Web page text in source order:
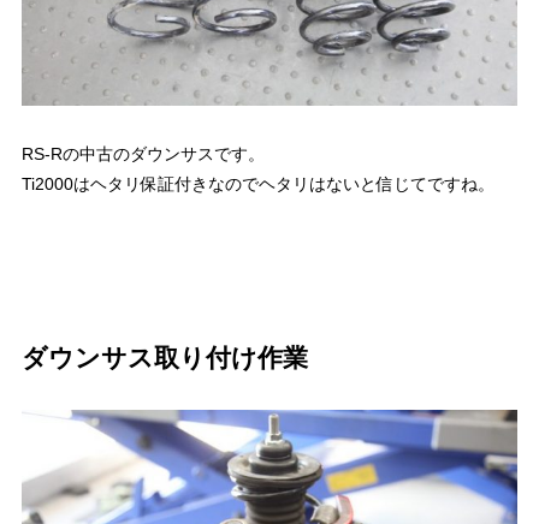
RS-Rの中古のダウンサスです。
Ti2000はヘタリ保証付きなのでヘタリはないと信じてですね。
ダウンサス取り付け作業